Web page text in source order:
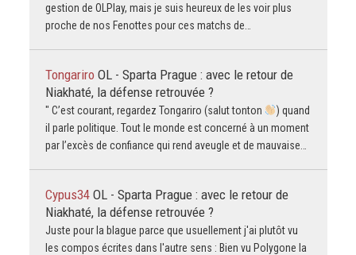
gestion de OLPlay, mais je suis heureux de les voir plus
proche de nos Fenottes pour ces matchs de…
Tongariro OL - Sparta Prague : avec le retour de
Niakhaté, la défense retrouvée ?
" C’est courant, regardez Tongariro (salut tonton
) quand
il parle politique. Tout le monde est concerné à un moment
par l’excès de confiance qui rend aveugle et de mauvaise…
Cypus34 OL - Sparta Prague : avec le retour de
Niakhaté, la défense retrouvée ?
Juste pour la blague parce que usuellement j'ai plutôt vu
les compos écrites dans l'autre sens : Bien vu Polygone la